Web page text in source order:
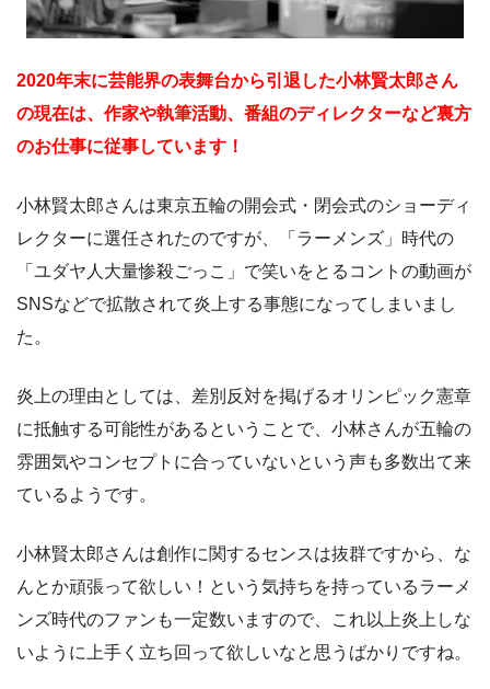
2020年末に芸能界の表舞台から引退した小林賢太郎さん
の現在は、作家や執筆活動、番組のディレクターなど裏方
のお仕事に従事しています！
小林賢太郎さんは東京五輪の開会式・閉会式のショーディ
レクターに選任されたのですが、「ラーメンズ」時代の
「ユダヤ人大量惨殺ごっこ」で笑いをとるコントの動画が
SNSなどで拡散されて炎上する事態になってしまいまし
た。
炎上の理由としては、差別反対を掲げるオリンピック憲章
に抵触する可能性があるということで、小林さんが五輪の
雰囲気やコンセプトに合っていないという声も多数出て来
ているようです。
小林賢太郎さんは創作に関するセンスは抜群ですから、な
んとか頑張って欲しい！という気持ちを持っているラーメ
ンズ時代のファンも一定数いますので、これ以上炎上しな
いように上手く立ち回って欲しいなと思うばかりですね。